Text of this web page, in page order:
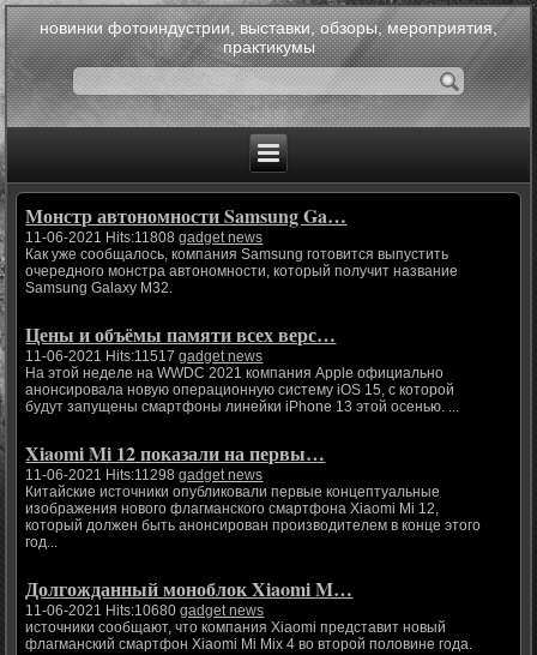
новинки фотоиндустрии, выставки, обзоры, мероприятия,
практикумы
Монстр автономности Samsung Ga…
11-06-2021 Hits:11808gadget news
Как уже сообщалось, компания Samsung готовится выпустить
очередного монстра автономности, который получит название
Samsung Galaxy M32.
Цены и объёмы памяти всех верс…
11-06-2021 Hits:11517gadget news
На этой неделе на WWDC 2021 компания Apple официально
анонсировала новую операционную систему iOS 15, с которой
будут запущены смартфоны линейки iPhone 13 этой осенью. ...
Xiaomi Mi 12 показали на первы…
11-06-2021 Hits:11298gadget news
Китайские источники опубликовали первые концептуальные
изображения нового флагманского смартфона Xiaomi Mi 12,
который должен быть анонсирован производителем в конце этого
год...
Долгожданный моноблок Xiaomi M…
11-06-2021 Hits:10680gadget news
источники сообщают, что компания Xiaomi представит новый
флагманский смартфон Xiaomi Mi Mix 4 во второй половине года.